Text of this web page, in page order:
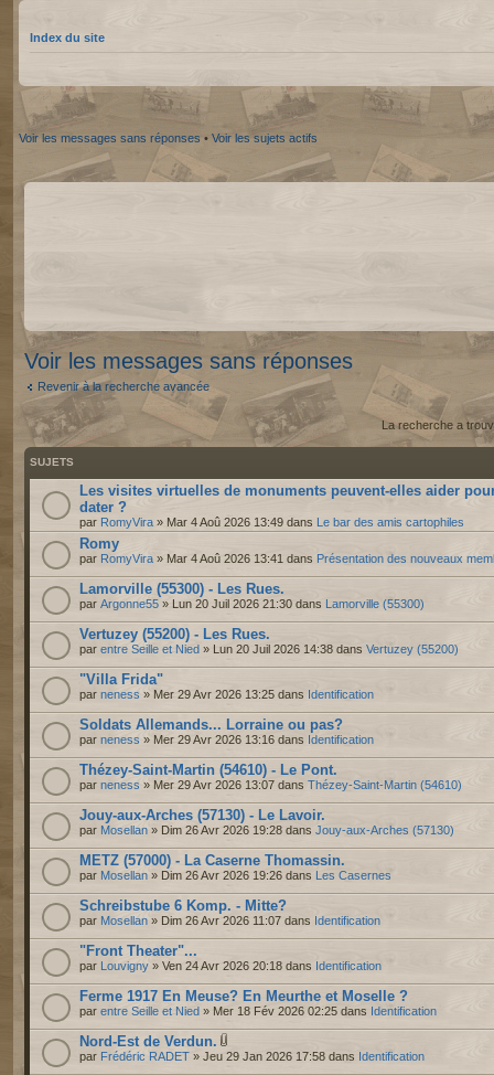
Index du site
Voir les messages sans réponses • Voir les sujets actifs
Voir les messages sans réponses
Revenir à la recherche avancée
La recherche a
SUJETS
Les visites virtuelles de monuments peuvent-elles aider
dater ?
par RomyVira » Mar 4 Aoû 2026 13:49 dans Le bar des amis cartophiles
Romy
par RomyVira » Mar 4 Aoû 2026 13:41 dans Présentation des nouveaux
Lamorville (55300) - Les Rues.
par Argonne55 » Lun 20 Juil 2026 21:30 dans Lamorville (55300)
Vertuzey (55200) - Les Rues.
par entre Seille et Nied » Lun 20 Juil 2026 14:38 dans Vertuzey (55200)
"Villa Frida"
par neness » Mer 29 Avr 2026 13:25 dans Identification
Soldats Allemands... Lorraine ou pas?
par neness » Mer 29 Avr 2026 13:16 dans Identification
Thézey-Saint-Martin (54610) - Le Pont.
par neness » Mer 29 Avr 2026 13:07 dans Thézey-Saint-Martin (54610)
Jouy-aux-Arches (57130) - Le Lavoir.
par Mosellan » Dim 26 Avr 2026 19:28 dans Jouy-aux-Arches (57130)
METZ (57000) - La Caserne Thomassin.
par Mosellan » Dim 26 Avr 2026 19:26 dans Les Casernes
Schreibstube 6 Komp. - Mitte?
par Mosellan » Dim 26 Avr 2026 11:07 dans Identification
"Front Theater"...
par Louvigny » Ven 24 Avr 2026 20:18 dans Identification
Ferme 1917 En Meuse? En Meurthe et Moselle ?
par entre Seille et Nied » Mer 18 Fév 2026 02:25 dans Identification
Nord-Est de Verdun.
par Frédéric RADET » Jeu 29 Jan 2026 17:58 dans Identification